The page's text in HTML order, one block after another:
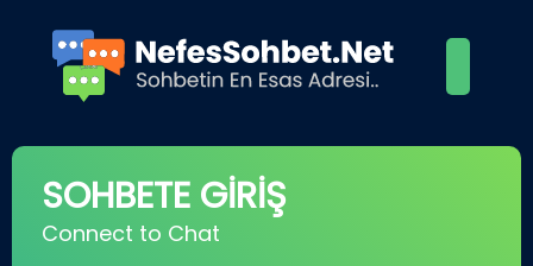
SOHBETE GİRİŞ
Connect to Chat